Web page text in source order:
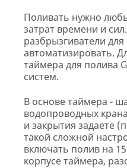
Поливать нужно
затрат времени и
разбрызгиватели
автоматизировать.
таймера для полива
систем.
В основе таймера -
водопроводных
и закрытия задаете
такой сложной
включать полив на
корпусе таймера,